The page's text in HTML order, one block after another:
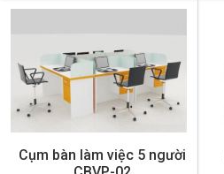
Cụm bàn làm việc 5 người